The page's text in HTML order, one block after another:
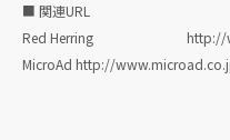
■ 関連URL
Red Herring http://
MicroAd http://